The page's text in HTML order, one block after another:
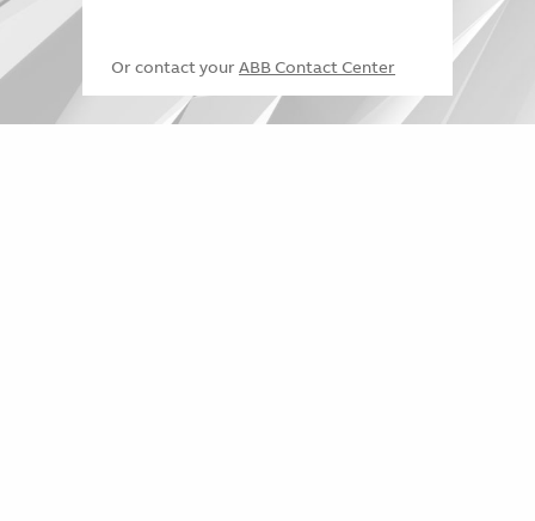
Or contact your ABB Contact Center